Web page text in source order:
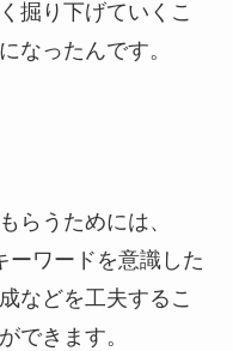
掘り下げていくこ
なったんです。
らうためには、
ーワードを意識した
などを工夫するこ
できます。